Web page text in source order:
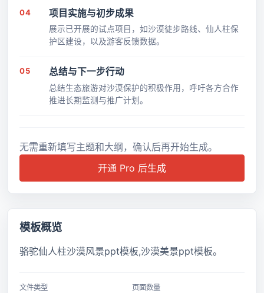
04 项目实施与初步成果
展示已开展的试点项目，如沙漠徒步路线、仙人柱保
护区建设，以及游客反馈数据。
05 总结与下一步行动
总结生态旅游对沙漠保护的积极作用，呼吁各方合作
推进长期监测与推广计划。
无需重新填写主题和大纲，确认后再开始生成。
开通 Pro 后生成
模板概览
骆驼仙人柱沙漠风景ppt模板,沙漠美景ppt模板。
文件类型 页面数量